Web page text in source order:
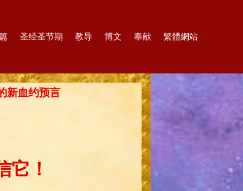
圣经圣节期 教导 博文 奉献 繁體網站
新血约预言
它！